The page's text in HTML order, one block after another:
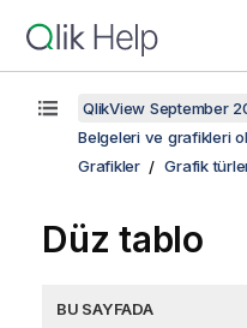
QlikView September
Belgeleri ve grafikleri
Grafikler
Grafik
Düz tablo
BU SAYFADA